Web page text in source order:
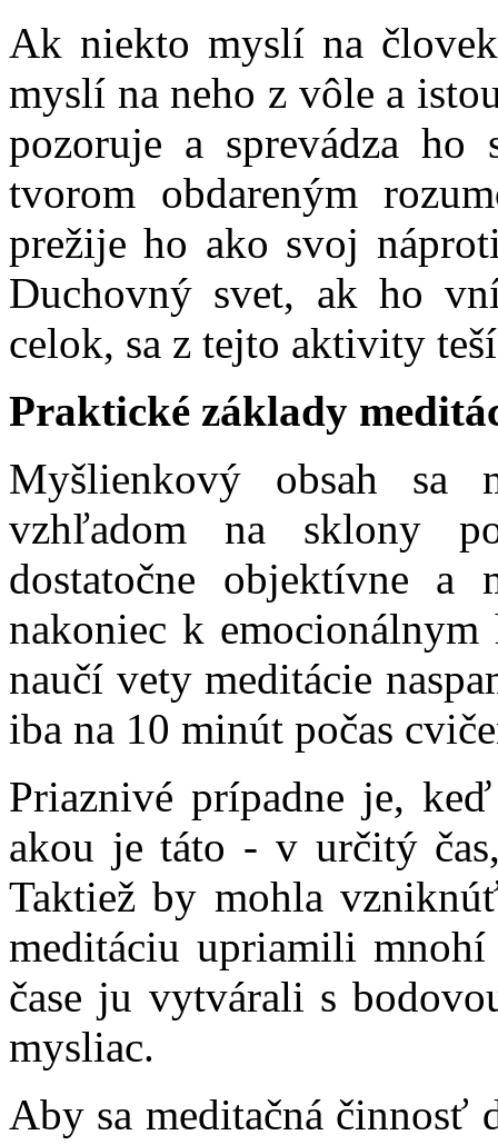
Ak niekto myslí na
myslí na neho z vôle a
pozoruje a sprevádza
tvorom obdareným
prežije ho ako svoj
Duchovný svet, ak ho
celok, sa z tejto aktivity
Praktické základy
Myšlienkový obsah sa
vzhľadom na sklony
dostatočne objektívne a
nakoniec k emocionálnym
naučí vety meditácie
iba na 10 minút počas
Priaznivé prípadne je,
akou je táto - v určitý
Taktiež by mohla
meditáciu upriamili
čase ju vytvárali s
mysliac.
Aby sa meditačná činnosť